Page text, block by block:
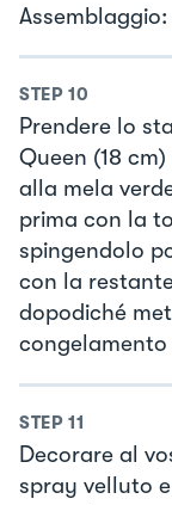
Assemblaggio:
STEP 10
Prendere lo
Queen (18
alla mela
prima con la
spingendolo
con la
dopodiché
STEP 11
Decorare al
spray velluto